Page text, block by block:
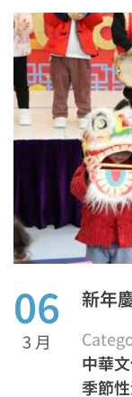
06
3 月
新年
中華
季節